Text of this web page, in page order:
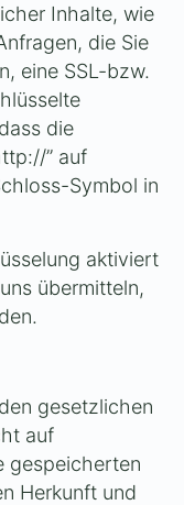
Inhalte, wie
die Sie
eine SSL-bzw.
die
” auf
Symbol in
aktiviert
übermitteln,
gesetzlichen
auf
gespeicherten
Herkunft und